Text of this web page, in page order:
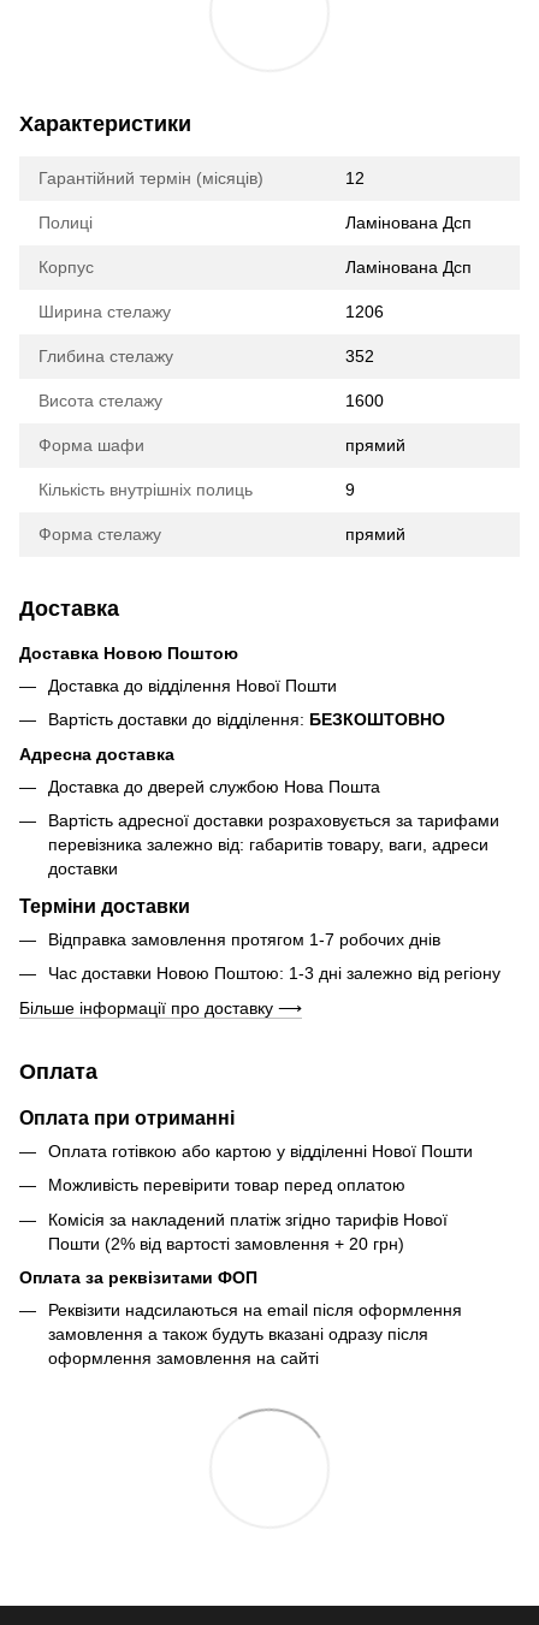
Характеристики
Гарантійний термін (місяців) 12
Полиці Ламінована Дсп
Корпус Ламінована Дсп
Ширина стелажу 1206
Глибина стелажу 352
Висота стелажу 1600
Форма шафи прямий
Кількість внутрішніх полиць 9
Форма стелажу прямий
Доставка
Доставка Новою Поштою
Доставка до відділення Нової Пошти
Вартість доставки до відділення: БЕЗКОШТОВНО
Адресна доставка
Доставка до дверей службою Нова Пошта
Вартість адресної доставки розраховується за тарифами
перевізника залежно від: габаритів товару, ваги, адреси
доставки
Терміни доставки
Відправка замовлення протягом 1-7 робочих днів
Час доставки Новою Поштою: 1-3 дні залежно від регіону
Більше інформації про доставку ⟶
Оплата
Оплата при отриманні
Оплата готівкою або картою у відділенні Нової Пошти
Можливість перевірити товар перед оплатою
Комісія за накладений платіж згідно тарифів Нової
Пошти (2% від вартості замовлення + 20 грн)
Оплата за реквізитами ФОП
Реквізити надсилаються на email після оформлення
замовлення а також будуть вказані одразу після
оформлення замовлення на сайті